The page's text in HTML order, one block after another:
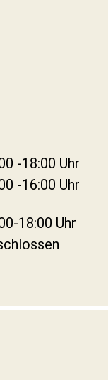
-18:00 Uhr
-16:00 Uhr
18:00 Uhr